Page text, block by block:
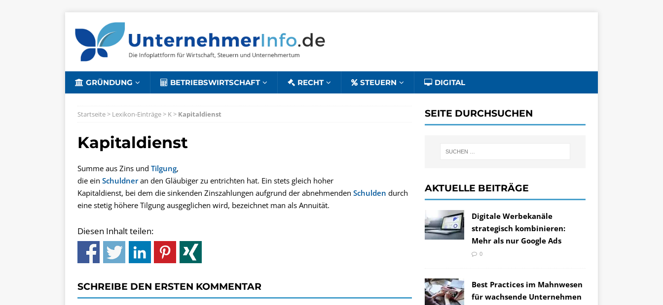
GRÜNDUNG BETRIEBSWIRTSCHAFT RECHT STEUERN DIGITAL
Startseite> Lexikon-Einträge> K> Kapitaldienst
Kapitaldienst
Summe aus Zins und Tilgung,
die ein Schuldneran den Gläubiger zu entrichten hat. Ein stets gleich hoher
Kapitaldienst, bei dem die sinkenden Zinszahlungen aufgrund der abnehmenden Schulden durch
eine stetig höhere Tilgung ausgeglichen wird, bezeichnet man als Annuität.
Diesen Inhalt teilen:
SCHREIBE DEN ERSTEN KOMMENTAR
SEITE DURCHSUCHEN
AKTUELLE BEITRÄGE
Digitale Werbekanäle
strategisch kombinieren:
Mehr als nur Google Ads
0
Best Practices im Mahnwesen
für wachsende Unternehmen